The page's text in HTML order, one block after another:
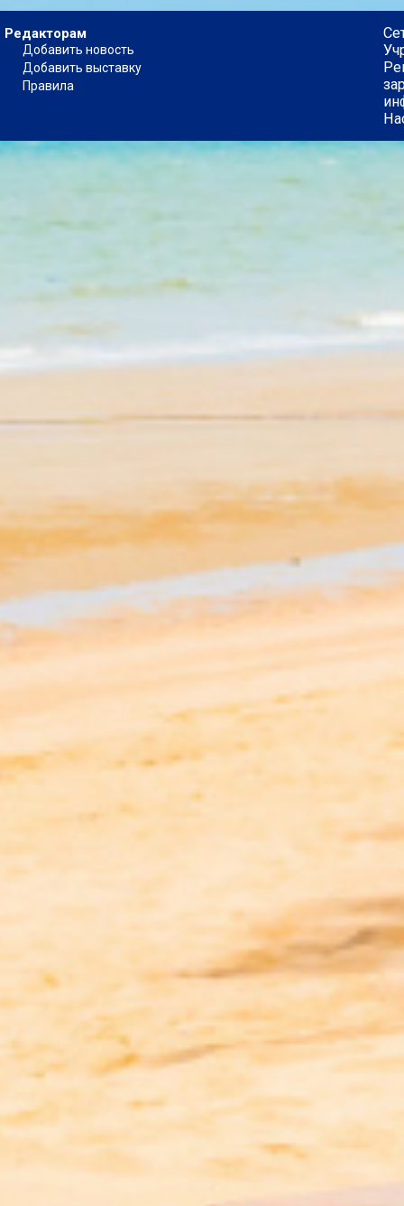
Редакторам
Добавить новость
Добавить выставку
Правила